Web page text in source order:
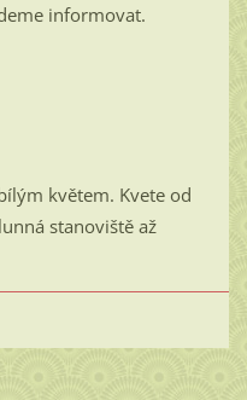
informovat.
květem. Kvete od
stanoviště až